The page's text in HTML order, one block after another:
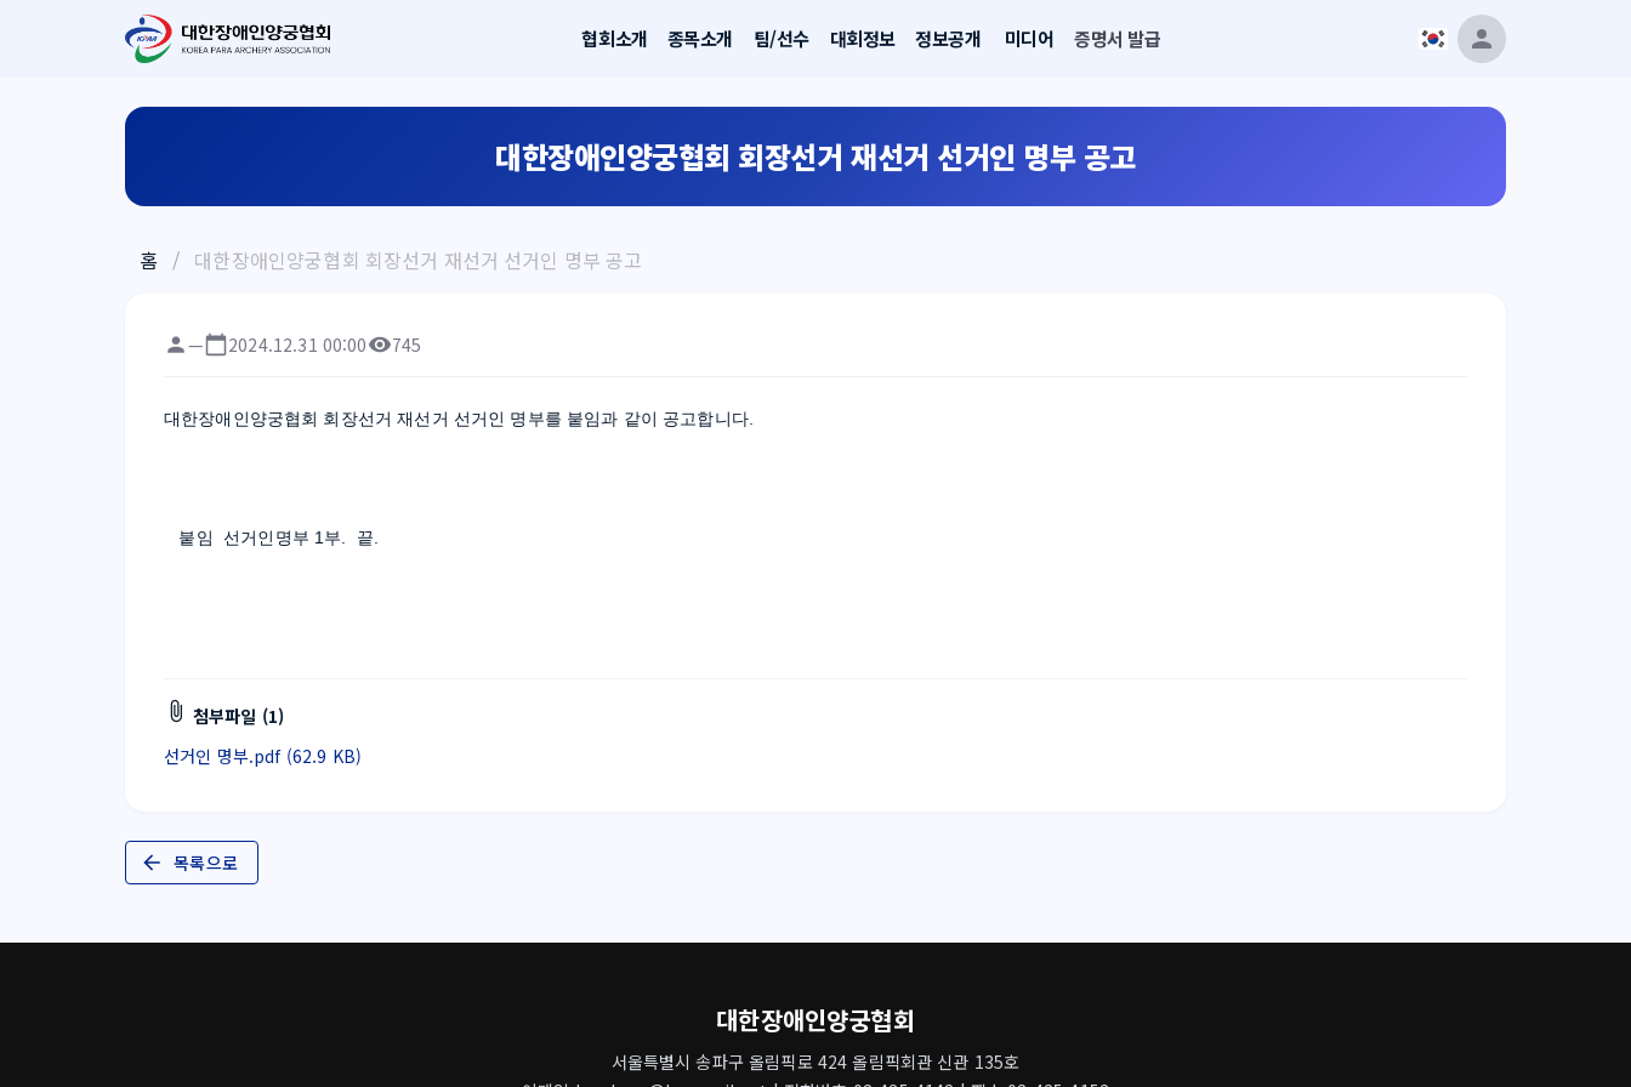
협회소개 종목소개 팀/선수 대회정보 정보공개 미디어 증명서 발급
대한장애인양궁협회 회장선거 재선거 선거인 명부 공고
홈 / 대한장애인양궁협회 회장선거 재선거 선거인 명부 공고
— 2024.12.31 00:00 745
대한장애인양궁협회 회장선거 재선거 선거인 명부를 붙임과 같이 공고합니다.
붙임  선거인명부 1부.  끝.
첨부파일 (1)
선거인 명부.pdf (62.9 KB)
목록으로
대한장애인양궁협회
서울특별시 송파구 올림픽로 424 올림픽회관 신관 135호